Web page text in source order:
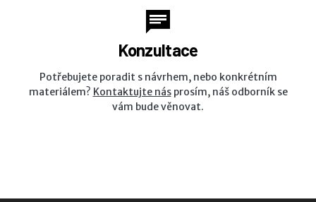
Konzultace
Potřebujete poradit s návrhem, nebo konkrétním
materiálem? Kontaktujte násprosím, náš odborník se
vám bude věnovat.